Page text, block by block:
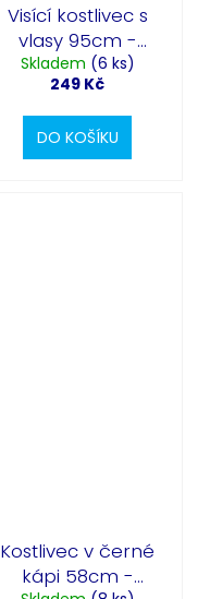
Visící kostlivec s
vlasy 95cm -
závěsná dekorace
Halloween
Skladem (6 ks)
249 Kč
DO KOŠÍKU
Kostlivec v černé
kápi 58cm -